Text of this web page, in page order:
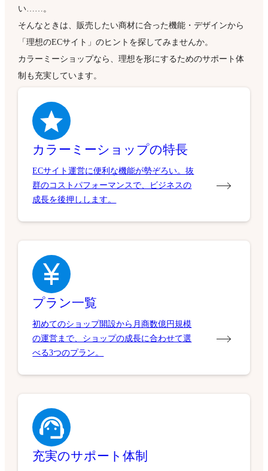
い……。
そんなときは、販売したい商材に合った機能・デザインから
「理想のECサイト」のヒントを探してみませんか。
カラーミーショップなら、理想を形にするためのサポート体
制も充実しています。
カラーミーショップの特長
ECサイト運営に便利な機能が勢ぞろい。抜
群のコストパフォーマンスで、ビジネスの
成長を後押しします。
プラン一覧
初めてのショップ開設から月商数億円規模
の運営まで、ショップの成長に合わせて選
べる3つのプラン。
充実のサポート体制